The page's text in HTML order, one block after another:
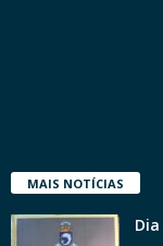
MAIS NOTÍCIAS